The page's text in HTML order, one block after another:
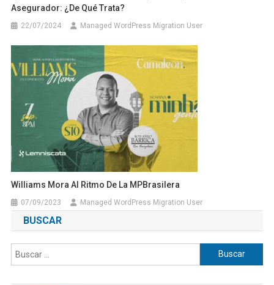
Asegurador: ¿De Qué Trata?
22/07/2024 Managed WordPress Migration User
Williams Mora Al Ritmo De La MPBrasilera
07/09/2023 Managed WordPress Migration User
BUSCAR
Buscar: